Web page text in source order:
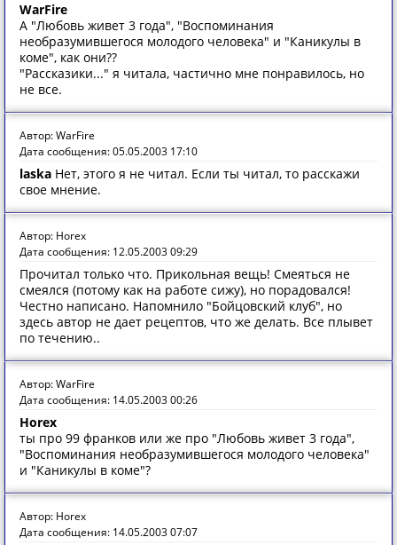
WarFire
А "Любовь живет 3 года", "Воспоминания
необразумившегося молодого человека" и "Каникулы в
коме", как они??
"Рассказики..." я читала, частично мне понравилось, но
не все.
Автор: WarFire
Дата сообщения: 05.05.2003 17:10
laska Нет, этого я не читал. Если ты читал, то расскажи
свое мнение.
Автор: Horex
Дата сообщения: 12.05.2003 09:29
Прочитал только что. Прикольная вещь! Смеяться не
смеялся (потому как на работе сижу), но порадовался!
Честно написано. Напомнило "Бойцовский клуб", но
здесь автор не дает рецептов, что же делать. Все плывет
по течению..
Автор: WarFire
Дата сообщения: 14.05.2003 00:26
Horex
ты про 99 франков или же про "Любовь живет 3 года",
"Воспоминания необразумившегося молодого человека"
и "Каникулы в коме"?
Автор: Horex
Дата сообщения: 14.05.2003 07:07